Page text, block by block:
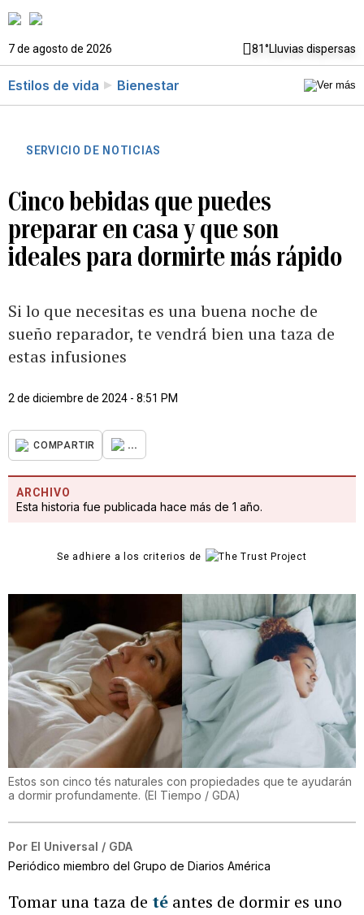
7 de agosto de 2026 81°Lluvias dispersas
Estilos de vida Bienestar
SERVICIO DE NOTICIAS
Cinco bebidas que puedes
preparar en casa y que son
ideales para dormirte más rápido
Si lo que necesitas es una buena noche de
sueño reparador, te vendrá bien una taza de
estas infusiones
2 de diciembre de 2024 - 8:51 PM
COMPARTIR ...
ARCHIVO
Esta historia fue publicada hace más de 1 año.
Se adhiere a los criterios de
Estos son cinco tés naturales con propiedades que te ayudarán
a dormir profundamente. (El Tiempo / GDA)
Por El Universal / GDA
Periódico miembro del Grupo de Diarios América
Tomar una taza de té antes de dormir es uno